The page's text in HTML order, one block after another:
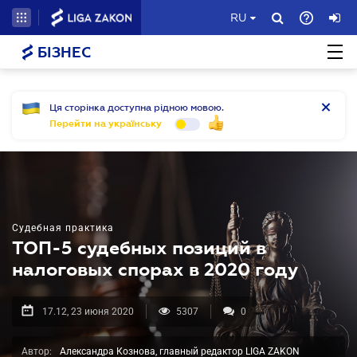
RU
БІЗНЕС
Ця сторінка доступна рідною мовою.
Перейти на українську
Судебная практика
ТОП-5 судебных позиций в
налоговых спорах в 2020 году
17.12, 23 июня 2020 5307 0
Автор: Александра Кознова, главный редактор LIGA ZAKON